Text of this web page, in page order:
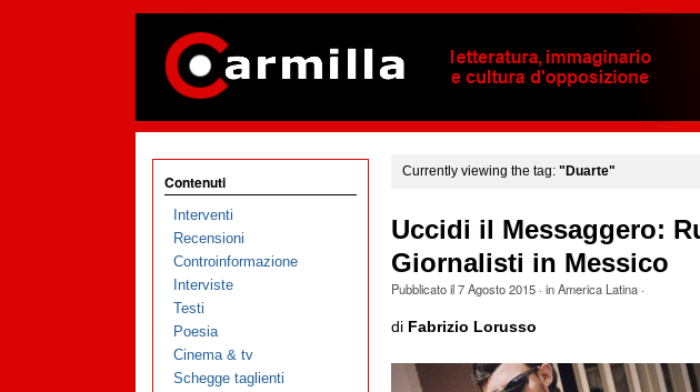
Currently viewing the tag: "Duarte"
Uccidi il Messaggero:
Giornalisti in Messico
Pubblicato il7 Agosto 2015· inAmerica Latina·
diFabrizio Lorusso
Contenuti
Interventi
Recensioni
Controinformazione
Interviste
Testi
Poesia
Cinema & tv
Schegge taglienti